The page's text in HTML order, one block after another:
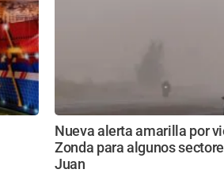
Nueva alerta amarilla por
Zonda para algunos
Juan